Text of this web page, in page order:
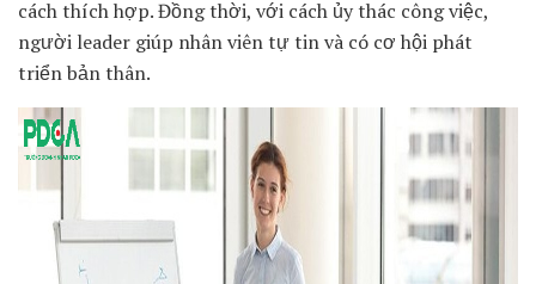
cách thích hợp. Đồng thời, với cách ủy thác công việc,
người leader giúp nhân viên tự tin và có cơ hội phát
triển bản thân.